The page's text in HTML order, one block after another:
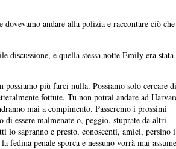
andare alla polizia e raccontare ciò che
discussione, e quella stessa notte Emily era stata
più farci nulla. Possiamo solo cercare di
fottute. Tu non potrai andare ad
mai a compimento. Passeremo i prossimi
essere malmenate o, peggio, stuprate da altri
lo sapranno e presto, conoscenti, amici, persino i
penale sporca e nessuno vorrà mai